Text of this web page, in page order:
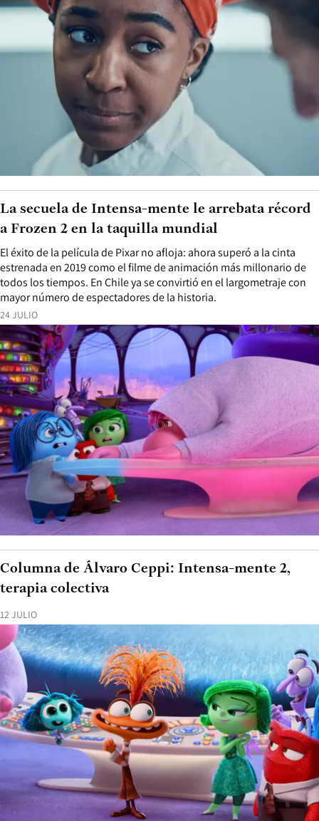
24 JULIO
El éxito de la película de Pixar no afloja: ahora superó a la cinta
estrenada en 2019 como el filme de animación más millonario de
todos los tiempos. En Chile ya se convirtió en el largometraje con
mayor número de espectadores de la historia.
La secuela de Intensa-mente le arrebata récord
a Frozen 2 en la taquilla mundial
12 JULIO
Columna de Álvaro Ceppi: Intensa-mente 2,
terapia colectiva